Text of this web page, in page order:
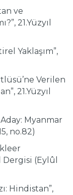
ve
21.Yüzyıl
Yaklaşım”,
Verilen
21.Yüzyıl
Myanmar
no.82)
Dergisi (Eylûl
Hindistan”,